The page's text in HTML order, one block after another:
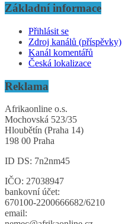
Základní informace
Přihlásit se
Zdroj kanálů (příspěvky)
Kanál komentářů
Česká lokalizace
Reklama
Afrikaonline o.s.
Mochovská 523/35
Hloubětín (Praha 14)
198 00 Praha
ID DS: 7n2nm45
IČO: 27038947
bankovní účet:
670100-2200666682/6210
email: